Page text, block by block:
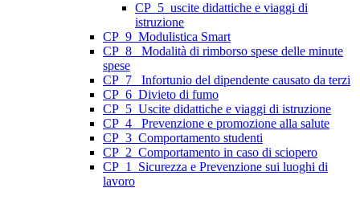
CP_5_uscite didattiche e viaggi di
istruzione
CP_9_Modulistica Smart
CP_8_ Modalità di rimborso spese delle minute
spese
CP_7_ Infortunio del dipendente causato da terzi
CP_6_Divieto di fumo
CP_5_Uscite didattiche e viaggi di istruzione
CP_4_ Prevenzione e promozione alla salute
CP_3_Comportamento studenti
CP_2_Comportamento in caso di sciopero
CP_1_Sicurezza e Prevenzione sui luoghi di
lavoro